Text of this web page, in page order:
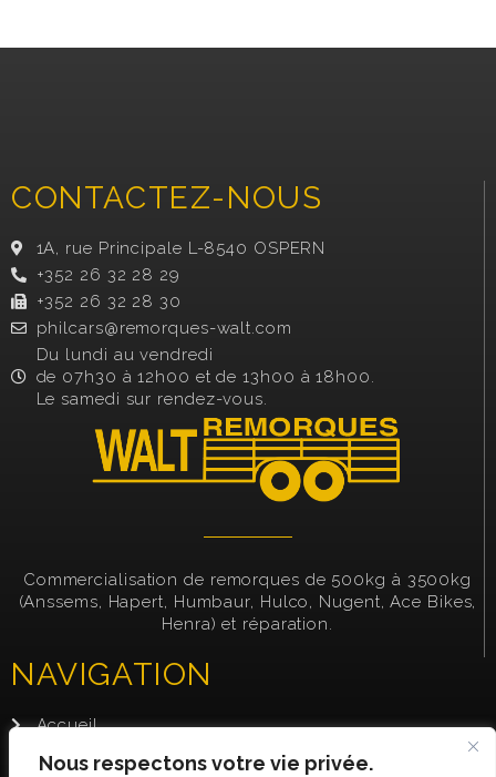
Nous respectons votre vie privée.
CONTACTEZ-NOUS
1A, rue Principale L-8540 OSPERN
+352 26 32 28 29
+352 26 32 28 30
philcars@remorques-walt.com
Du lundi au vendredi
de 07h30 à 12h00 et de 13h00 à 18h00.
Le samedi sur rendez-vous.
Commercialisation de remorques de 500kg à 3500kg
(Anssems, Hapert, Humbaur, Hulco, Nugent, Ace Bikes,
Henra) et réparation.
NAVIGATION
Accueil
Présentation